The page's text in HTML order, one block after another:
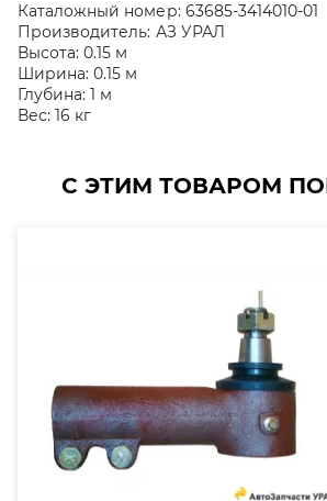
Каталожный номер: 63685-3414010-01
Производитель: АЗ УРАЛ
Высота: 0.15 м
Ширина: 0.15 м
Глубина: 1 м
Вес: 16 кг
С ЭТИМ ТОВАРОМ